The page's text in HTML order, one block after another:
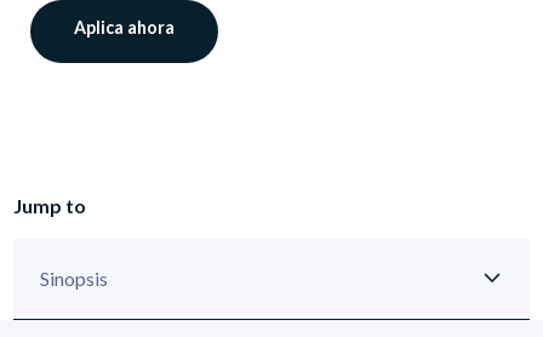
Aplica ahora
Jump to